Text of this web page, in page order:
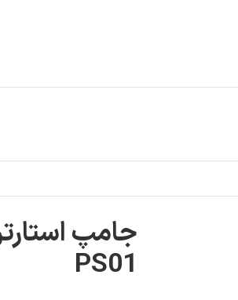
جامپ
PS01